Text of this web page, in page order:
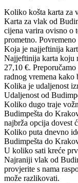
Koliko košta karta za
Karta za vlak od
cijena varira ovisno o
prometno.
Koja je najjeftinija
Najjeftinija karta koju
27,10 €.
radnog vremena
Kolika je udaljenost
Udaljenost od
Koliko dugo traje
Budimpešta do
najbrža opcija dovest
Koliko puta dnevno
Budimpešta do
U koliko sati kreće
Najraniji vlak od
provjerite s nama
može razlikovati.